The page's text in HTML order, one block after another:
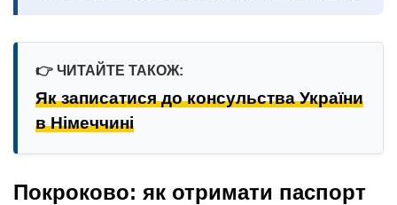
👉 ЧИТАЙТЕ ТАКОЖ:
Як записатися до консульства України
в Німеччині
Покроково: як отримати паспорт